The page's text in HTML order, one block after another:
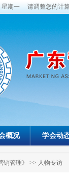
星期一 请调整您的计
概况 学会动
销管理》 >> 人物专访